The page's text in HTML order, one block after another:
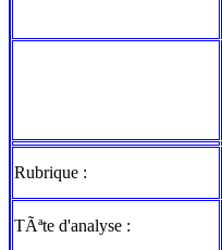
Rubrique :
TÃªte d'analyse :